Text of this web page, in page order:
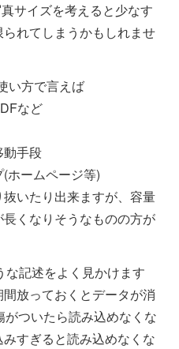
サイズを考えると少なす
れてしまうかもしれませ
い方で言えば
など
動手段
ホームページ等)
いたり出来ますが、容量
くなりそうなものの方が
記述をよく見かけます
放っておくとデータが消
ついたら読み込めなくな
すぎると読み込めなくな